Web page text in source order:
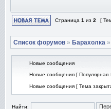
Страница 1 из 2 [
Список форумов » Барахолка »
Новые сообщения
Новые сообщения [ Популярная
Новые сообщения [ Тема
Найти: